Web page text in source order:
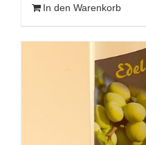
In den Warenkorb